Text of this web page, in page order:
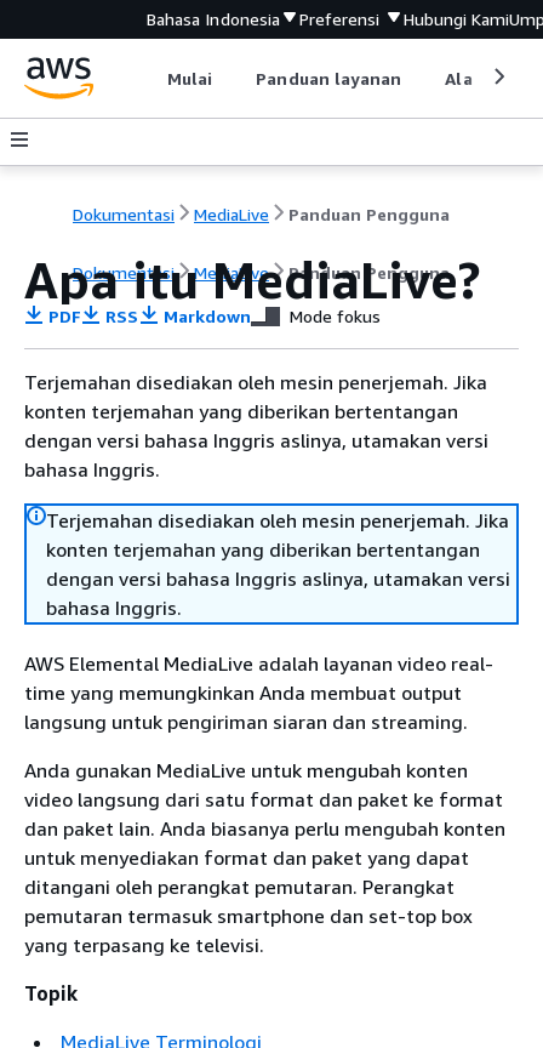
Bahasa Indonesia Preferensi Hubungi Kami
Mulai Panduan layanan Alat
Dokumentasi MediaLive Panduan Pengguna
Dokumentasi MediaLive Panduan Pengguna
Apa itu MediaLive?
PDF RSS Markdown Mode fokus
Terjemahan disediakan oleh mesin penerjemah. Jika
konten terjemahan yang diberikan bertentangan
dengan versi bahasa Inggris aslinya, utamakan versi
bahasa Inggris.
Terjemahan disediakan oleh mesin penerjemah. Jika
konten terjemahan yang diberikan bertentangan
dengan versi bahasa Inggris aslinya, utamakan versi
bahasa Inggris.
AWS Elemental MediaLive adalah layanan video real-
time yang memungkinkan Anda membuat output
langsung untuk pengiriman siaran dan streaming.
Anda gunakan MediaLive untuk mengubah konten
video langsung dari satu format dan paket ke format
dan paket lain. Anda biasanya perlu mengubah konten
untuk menyediakan format dan paket yang dapat
ditangani oleh perangkat pemutaran. Perangkat
pemutaran termasuk smartphone dan set-top box
yang terpasang ke televisi.
Topik
MediaLive Terminologi